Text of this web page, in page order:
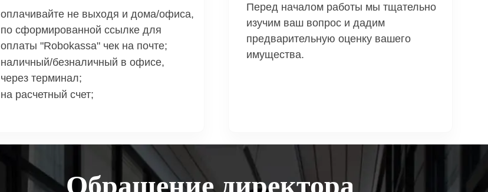
оплачивайте не выходя и дома/офиса,
по сформированной ссылке для
оплаты "Robokassa" чек на почте;
наличный/безналичный в офисе,
через терминал;
на расчетный счет;
Перед началом работы мы тщательно
изучим ваш вопрос и дадим
предварительную оценку вашего
имущества.
Обращение директора